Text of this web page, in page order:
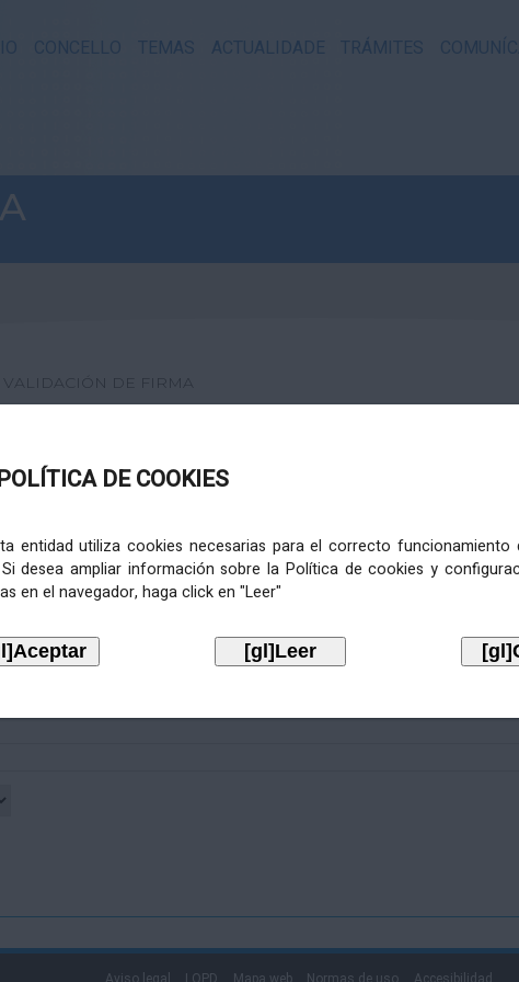
CONCELLO TEMAS ACTUALIDADE TRÁMITES
DE COOKIES
entidad utiliza cookies necesarias para el correcto funcionamiento
desea ampliar información sobre la Política de cookies y
en el navegador, haga click en "Leer"
VALIDACIÓN DE FIRMA
Aviso legal LOPD Mapa web Normas de uso Accesibilidad